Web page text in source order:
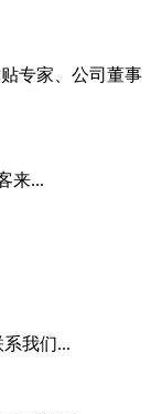
专家、公司董事
来...
我们...